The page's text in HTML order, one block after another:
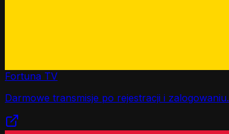
Fortuna TV
Darmowe transmisje po rejestracji i zalogowaniu.